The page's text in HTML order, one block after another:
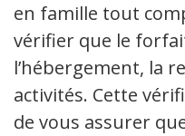
en famille tout
vérifier que le
l’hébergement, la
activités. Cette
de vous assurer